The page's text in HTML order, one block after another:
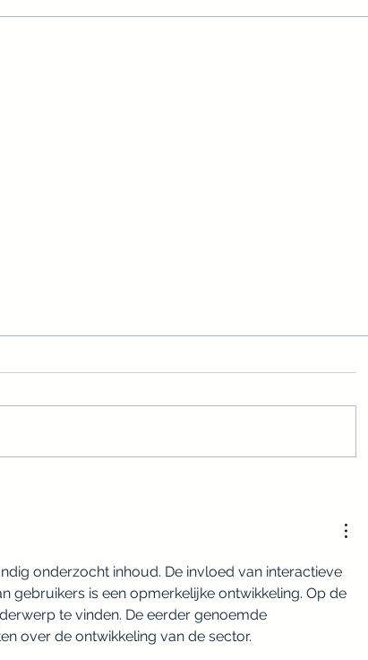
onderzocht inhoud. De invloed van interactieve
gebruikers is een opmerkelijke ontwikkeling. Op de
te vinden. De eerder genoemde
over de ontwikkeling van de sector.